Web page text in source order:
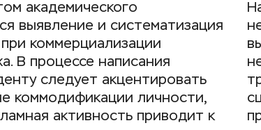
академического
выявление и систематизация
коммерциализации
В процессе написания
следует акцентировать
коммодификации личности,
активность приводит к